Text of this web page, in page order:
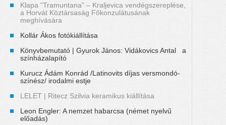
Klapa “Tramuntana” – Kraljevica vendégszereplése,
a Horvát Köztársaság Főkonzulátusának
meghívására
Kollár Ákos fotókiállítása
Könyvbemutató | Gyurok János: Vidákovics Antal a
színházalapító
Kurucz Ádám Konrád /Latinovits díjas versmondó-
színész/ irodalmi estje
LELET | Ritecz Szilvia keramikus kiállítása
Leon Engler: A nemzet habarcsa (német nyelvű
előadás)